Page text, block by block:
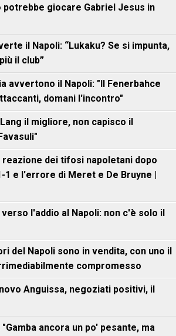
potrebbe giocare Gabriel Jesus in
il Napoli: “Lukaku? Se si impunta,
il club”
avvertono il Napoli: "Il Fenerbahce
domani l'incontro"
il migliore, non capisco il
reazione dei tifosi napoletani dopo
1 e l'errore di Meret e De Bruyne |
l'addio al Napoli: non c'è solo il
del Napoli sono in vendita, con uno il
compromesso
Anguissa, negoziati positivi, il
ancora un po' pesante, ma